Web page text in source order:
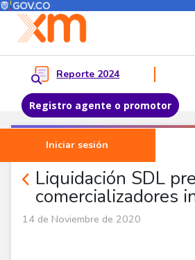
Pasar al contenido principal
Menú del Usuario
Reporte 2024
Registro agente o promotor
Iniciar sesión
Menu
Liquidación SDL
comercializadores
Noticias Agentes
14 de Noviembre de 2020